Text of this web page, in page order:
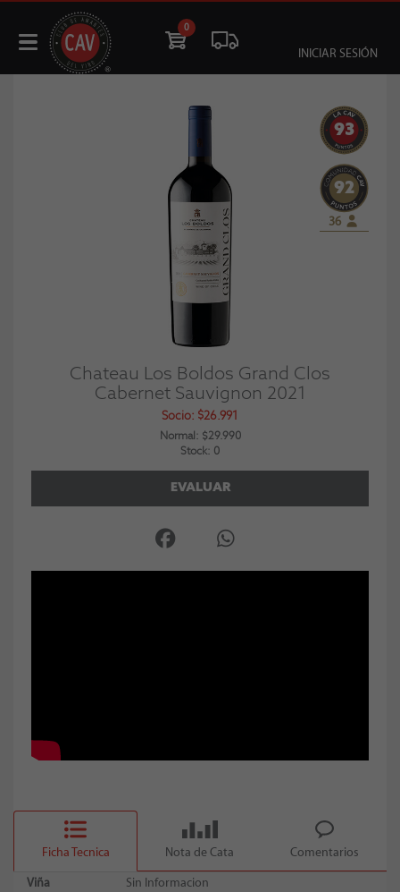
0
INICIAR SESIÓN
93
92
36
Chateau Los Boldos Grand Clos
Cabernet Sauvignon 2021
Socio: $26.991
Normal: $29.990
Stock: 0
EVALUAR
Ficha Tecnica Nota de Cata Comentarios
Viña
Sin Informacion